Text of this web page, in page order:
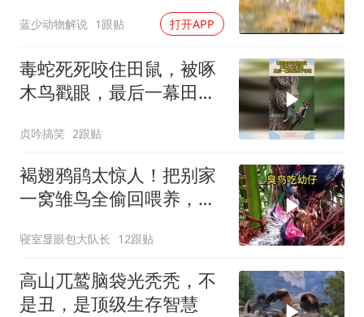
蓝少动物解说 1跟贴 打开APP
毒蛇死死咬住田鼠，被啄
木鸟戳眼，最后一幕田鼠
贞吟搞笑 2跟贴
褐翅鸦鹃太惊人！把别家
一窝雏鸟全偷回喂养，自
寝室显眼包大队长 12跟贴
高山兀鹫脑袋光秃秃，不
是丑，是顶级生存智慧